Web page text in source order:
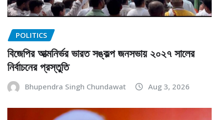
POLITICS
বিজেপির আত্মনির্ভর ভারত সঙ্কল্প জনসভায় ২০২৭ সালের
নির্বাচনের প্রস্তুতি
Bhupendra Singh Chundawat Aug 3, 2026